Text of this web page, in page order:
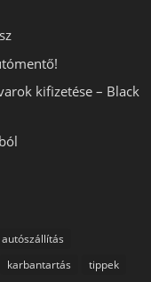
kifizetése – Black
autószállítás
karbantartás
tippek